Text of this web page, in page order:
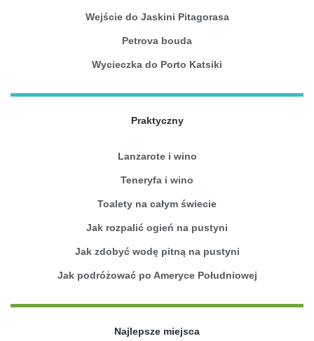
Wejście do Jaskini Pitagorasa
Petrova bouda
Wycieczka do Porto Katsiki
Praktyczny
Lanzarote i wino
Teneryfa i wino
Toalety na całym świecie
Jak rozpalić ogień na pustyni
Jak zdobyć wodę pitną na pustyni
Jak podróżować po Ameryce Południowej
Najlepsze miejsca